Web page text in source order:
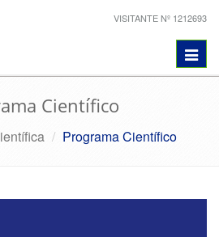
VISITANTE Nº 1212693
Científico
Programa Científico